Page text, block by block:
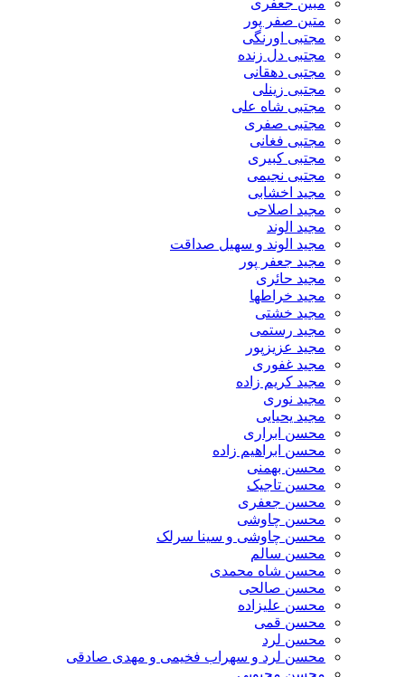
مبین جعفری
متین صفر پور
مجتبی اورنگی
مجتبی دل زنده
مجتبی دهقانی
مجتبی زینلی
مجتبی شاه علی
مجتبی صفری
مجتبی فغانی
مجتبی کبیری
مجتبی نجیمی
مجید اخشابی
مجید اصلاحی
مجید الوند‎
مجید الوند و سهیل صداقت
مجید جعفر پور
مجید حائری
مجید خراطها
مجید خشتی
مجید رستمی
مجید عزیزپور
مجید غفوری
مجید کریم زاده
مجید نوری
مجید یحیایی
محسن ابراری
محسن ابراهیم زاده
محسن بهمنی
محسن تاجیک
محسن جعفری
محسن چاوشی
محسن چاوشی و سینا سرلک
محسن سالم
محسن شاه محمدی
محسن صالحی
محسن علیزاده
محسن قمی
محسن لرد
محسن لرد و سهراب فخیمی و مهدی صادقی